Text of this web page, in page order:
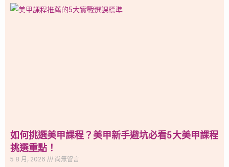
如何挑選美甲課程？美甲新手避坑必看5大美甲課程
挑選重點！
5 8 月, 2026 尚無留言